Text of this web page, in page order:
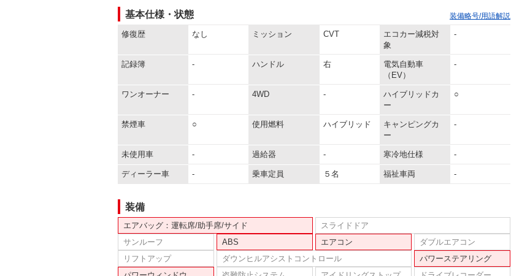
基本仕様・状態 装備略号/用語解説
修復歴 なし ミッション CVT
エコカー減税対
象
-
記録簿 - ハンドル 右
電気自動車
（EV）
-
ワンオーナー - 4WD -
ハイブリッドカ
ー
○
禁煙車 ○ 使用燃料 ハイブリッド
キャンピングカ
ー
-
未使用車 - 過給器 - 寒冷地仕様 -
ディーラー車 - 乗車定員 ５名 福祉車両 -
装備
エアバッグ：運転席/助手席/サイド
スライドドア
サンルーフ
ABS エアコン
ダブルエアコン
リフトアップ
ダウンヒルアシストコントロール
パワーステアリング